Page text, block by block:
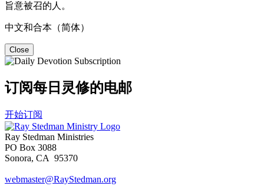
旨意被召的人。
中文和合本（简体）
Close
订阅每日灵修的电邮
开始订阅
Ray Stedman Ministries
PO Box 3088
Sonora, CA 95370
webmaster@RayStedman.org